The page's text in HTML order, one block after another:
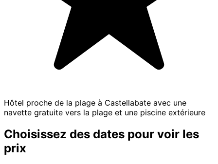
Hôtel proche de la plage à Castellabate avec une
navette gratuite vers la plage et une piscine extérieure
Choisissez des dates pour voir les
prix